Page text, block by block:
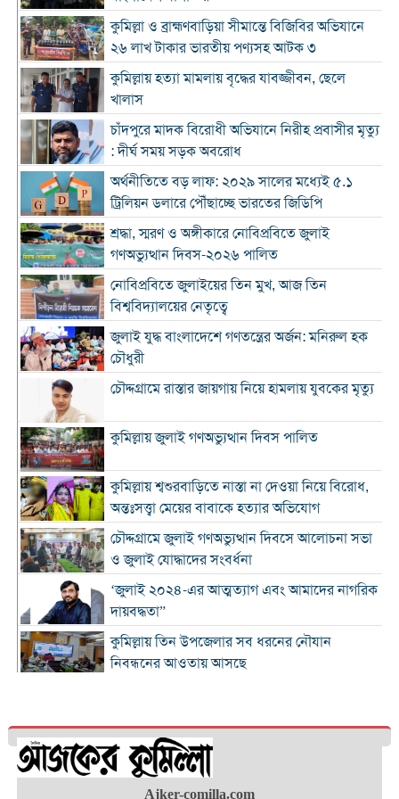
কুমিল্লা ও ব্রাহ্মণবাড়িয়া সীমান্তে বিজিবির অভিযানে
২৬ লাখ টাকার ভারতীয় পণ্যসহ আটক ৩
কুমিল্লায় হত্যা মামলায় বৃদ্ধের যাবজ্জীবন, ছেলে
খালাস
চাঁদপুরে মাদক বিরোধী অভিযানে নিরীহ প্রবাসীর মৃত্যু
: দীর্ঘ সময় সড়ক অবরোধ
অর্থনীতিতে বড় লাফ: ২০২৯ সালের মধ্যেই ৫.১
ট্রিলিয়ন ডলারে পৌঁছাচ্ছে ভারতের জিডিপি
শ্রদ্ধা, স্মরণ ও অঙ্গীকারে নোবিপ্রবিতে জুলাই
গণঅভ্যুত্থান দিবস-২০২৬ পালিত
নোবিপ্রবিতে জুলাইয়ের তিন মুখ, আজ তিন
বিশ্ববিদ্যালয়ের নেতৃত্বে
জুলাই যুদ্ধ বাংলাদেশে গণতন্ত্রের অর্জন: মনিরুল হক
চৌধুরী
চৌদ্দগ্রামে রাস্তার জায়গায় নিয়ে হামলায় যুবকের মৃত্যু
কুমিল্লায় জুলাই গণঅভ্যুত্থান দিবস পালিত
কুমিল্লায় শ্বশুরবাড়িতে নাস্তা না দেওয়া নিয়ে বিরোধ,
অন্তঃসত্ত্বা মেয়ের বাবাকে হত্যার অভিযোগ
চৌদ্দগ্রামে জুলাই গণঅভ্যুত্থান দিবসে আলোচনা সভা
ও জুলাই যোদ্ধাদের সংবর্ধনা
‘জুলাই ২০২৪-এর আত্মত্যাগ এবং আমাদের নাগরিক
দায়বদ্ধতা”
কুমিল্লায় তিন উপজেলার সব ধরনের নৌযান
নিবন্ধনের আওতায় আসছে
দাউদকান্দিতে ৫২ কেজি গাঁজাসহ প্রাইভেট কার জব্দ,
আটক ১
Ajker-comilla.com